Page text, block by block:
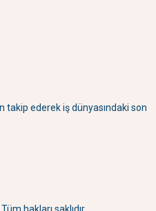
takip ederek iş dünyasındaki son